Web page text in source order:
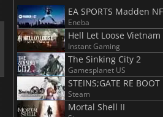
EA SPORTS Madden
Eneba
Hell Let Loose Vietnam
Instant Gaming
The Sinking City 2
Gamesplanet US
STEINS;GATE RE BOOT
Steam
Mortal Shell II